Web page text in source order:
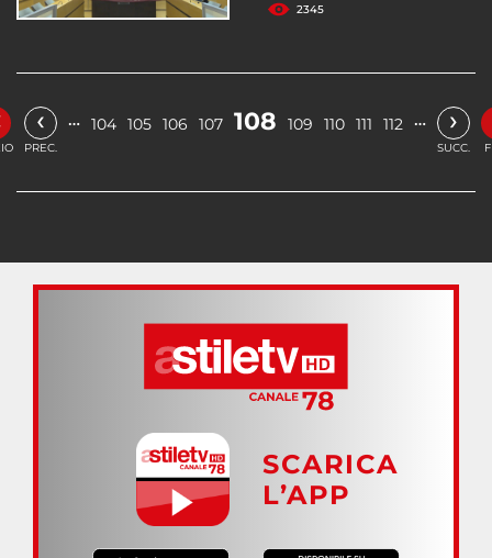
2345
‹
PREC.
… 104 105 106 107 108 109 110 111 112 … ›
SUCC.
SCARICA
L’APP